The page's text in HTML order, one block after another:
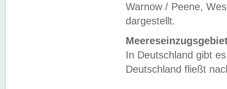
Warnow / Peene,
dargestellt.
In Deutschland gibt
Deutschland fließt